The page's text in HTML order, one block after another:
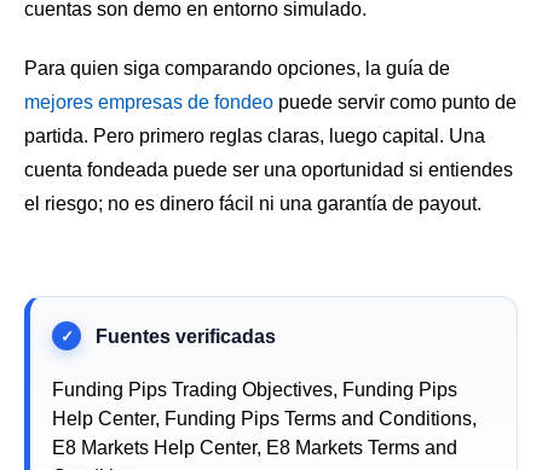
cuentas son demo en entorno simulado.
Para quien siga comparando opciones, la guía de
mejores empresas de fondeo puede servir como punto de
partida. Pero primero reglas claras, luego capital. Una
cuenta fondeada puede ser una oportunidad si entiendes
el riesgo; no es dinero fácil ni una garantía de payout.
Funding Pips Trading Objectives, Funding Pips
Help Center, Funding Pips Terms and Conditions,
E8 Markets Help Center, E8 Markets Terms and